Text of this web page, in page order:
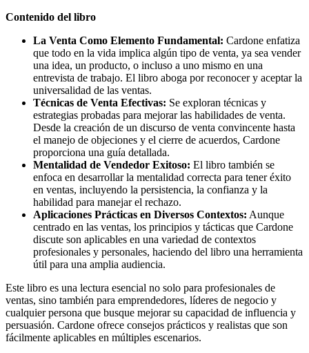
Contenido del libro
La Venta Como Elemento Fundamental: Cardone enfatiza
que todo en la vida implica algún tipo de venta, ya sea vender
una idea, un producto, o incluso a uno mismo en una
entrevista de trabajo. El libro aboga por reconocer y aceptar la
universalidad de las ventas.
Técnicas de Venta Efectivas: Se exploran técnicas y
estrategias probadas para mejorar las habilidades de venta.
Desde la creación de un discurso de venta convincente hasta
el manejo de objeciones y el cierre de acuerdos, Cardone
proporciona una guía detallada.
Mentalidad de Vendedor Exitoso: El libro también se
enfoca en desarrollar la mentalidad correcta para tener éxito
en ventas, incluyendo la persistencia, la confianza y la
habilidad para manejar el rechazo.
Aplicaciones Prácticas en Diversos Contextos: Aunque
centrado en las ventas, los principios y tácticas que Cardone
discute son aplicables en una variedad de contextos
profesionales y personales, haciendo del libro una herramienta
útil para una amplia audiencia.
Este libro es una lectura esencial no solo para profesionales de
ventas, sino también para emprendedores, líderes de negocio y
cualquier persona que busque mejorar su capacidad de influencia y
persuasión. Cardone ofrece consejos prácticos y realistas que son
fácilmente aplicables en múltiples escenarios.